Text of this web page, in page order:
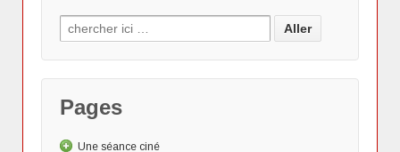
Pages
Une séance ciné